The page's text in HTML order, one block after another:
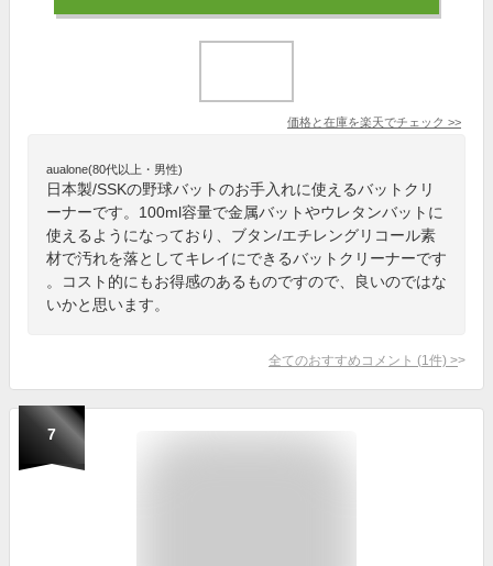
価格と在庫を楽天でチェック >>
aualone(80代以上・男性)
日本製/SSKの野球バットのお手入れに使えるバットクリ
ーナーです。100ml容量で金属バットやウレタンバットに
使えるようになっており、ブタン/エチレングリコール素
材で汚れを落としてキレイにできるバットクリーナーです
。コスト的にもお得感のあるものですので、良いのではな
いかと思います。
全てのおすすめコメント (1 件) >
7